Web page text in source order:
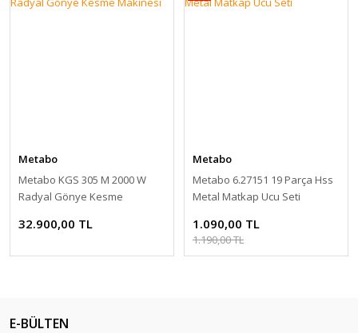
Metabo
Metabo KGS 305 M 2000 W
Radyal Gönye Kesme
32.900,00 TL
Metabo
Metabo 6.27151 19 Parça Hss
Metal Matkap Ucu Seti
1.090,00 TL
1.190,00 TL
E-BÜLTEN